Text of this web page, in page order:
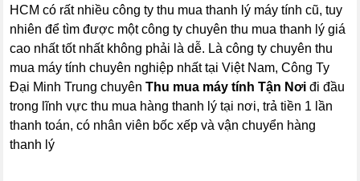
HCM có rất nhiều công ty thu mua thanh lý máy tính cũ, tuy
nhiên để tìm được một công ty chuyên thu mua thanh lý giá
cao nhất tốt nhất không phải là dễ. Là công ty chuyên thu
mua máy tính chuyên nghiệp nhất tại Việt Nam, Công Ty
Đại Minh Trung chuyênThu mua máy tính Tận Nơi đi đầu
trong lĩnh vực thu mua hàng thanh lý tại nơi, trả tiền 1 lần
thanh toán, có nhân viên bốc xếp và vận chuyển hàng
thanh lý